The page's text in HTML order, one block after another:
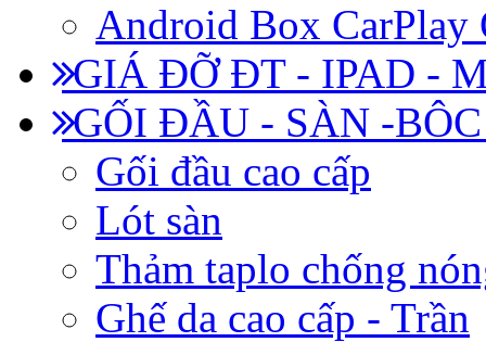
Android Box CarPlay
GIÁ ĐỠ ĐT - IPAD -
GỐI ĐẦU - SÀN -
Gối đầu cao cấp
Lót sàn
Thảm taplo chống
Ghế da cao cấp - Trần